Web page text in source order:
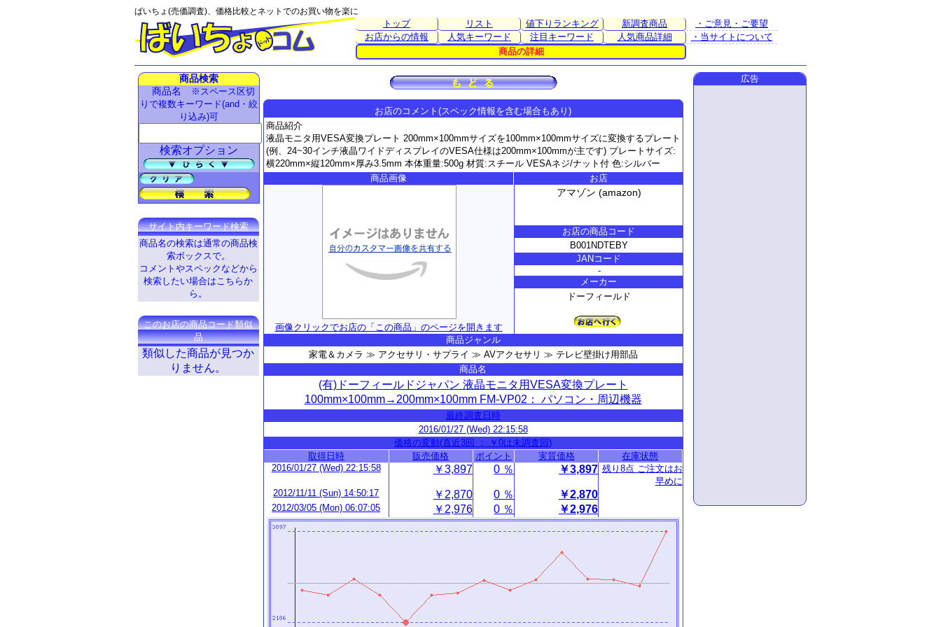
ばいちょ(売価調査)、価格比較とネットでのお買い物を楽に
トップ リスト 値下りランキング
新調査商品
お店からの情報
人気キーワード 注目キーワード
人気商品詳細
商品の詳細
・ご意見・ご要望
・当サイトについて
お店のコメント(スペック情報を含む場合もあり)
商品紹介
液晶モニタ用VESA変換プレート 200mm×100mmサイズを100mm×100mmサイズに変換するプレート
(例、24~30インチ液晶ワイドディスプレイのVESA仕様は200mm×100mmが主です) プレートサイズ:
横220mm×縦120mm×厚み3.5mm 本体重量:500g 材質:スチール VESAネジ/ナット付 色:シルバー
商品画像
画像クリックでお店の「この商品」のページを開きます
お店
アマゾン (amazon)
お店の商品コード
B001NDTEBY
JANコード
-
メーカー
ドーフィールド
商品ジャンル
家電＆カメラ ≫ アクセサリ・サプライ ≫ AVアクセサリ ≫ テレビ壁掛け用部品
商品名
(有)ドーフィールドジャパン 液晶モニタ用VESA変換プレート
100mm×100mm→200mm×100mm FM-VP02： パソコン・周辺機器
最終調査日時
2016/01/27 (Wed) 22:15:58
価格の変動(直近3回 ： ￥0は未調査回)
取得日時
販売価格 ポイント 実質価格
在庫状態
2016/01/27 (Wed) 22:15:58
￥3,897 0 ％ ￥3,897 残り8点 ご注文はお
早めに
2012/11/11 (Sun) 14:50:17
￥2,870 0 ％ ￥2,870
2012/03/05 (Mon) 06:07:05 ￥2,976 0 ％ ￥2,976
商品検索
商品名
※スペース区切
りで複数キーワード(and・絞
り込み)可
検索オプション
サイト内キーワード検索
商品名の検索は通常の商品検
索ボックスで。
コメントやスペックなどから
検索したい場合はこちらか
ら。
このお店の商品コード類似
品
類似した商品が見つか
りません。
広告